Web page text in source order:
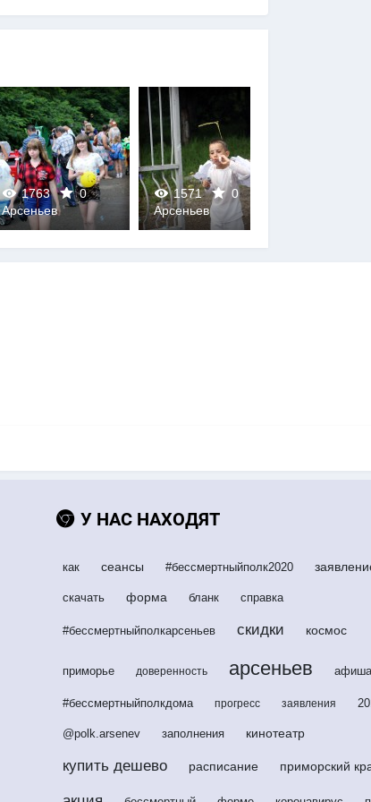
1763
0
0
Арсеньев
1571
0
0
Арсеньев
У НАС НАХОДЯТ
как сеансы #бессмертныйполк2020
скачать форма бланк справка
#бессмертныйполкарсеньев скидки космос
приморье доверенность арсеньев афиша
#бессмертныйполкдома прогресс заявления
@polk.arsenev заполнения кинотеатр
купить дешево расписание приморский